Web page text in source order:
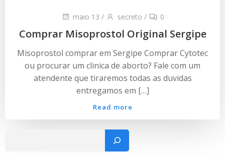
maio 13 / secreto / 0
Comprar Misoprostol Original Sergipe
Misoprostol comprar em Sergipe Comprar Cytotec
ou procurar um clinica de aborto? Fale com um
atendente que tiraremos todas as duvidas
entregamos em […]
Read more
Pesquisar